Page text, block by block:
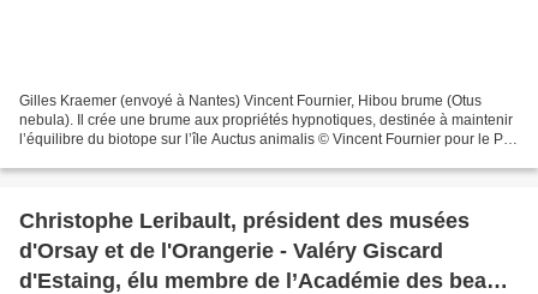
Gilles Kraemer (envoyé à Nantes) Vincent Fournier, Hibou brume (Otus
nebula). Il crée une brume aux propriétés hypnotiques, destinée à maintenir
l’équilibre du biotope sur l’île Auctus animalis © Vincent Fournier pour le Prix
Christophe Leribault, président des musées
d'Orsay et de l'Orangerie - Valéry Giscard
d'Estaing, élu membre de l’Académie des beaux-